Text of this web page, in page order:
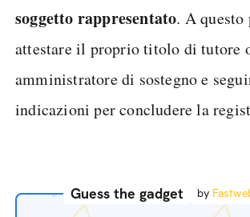
soggetto rappresentato. A questo
attestare il proprio titolo di tutore
amministratore di sostegno e
indicazioni per concludere la
Guess the gadget by